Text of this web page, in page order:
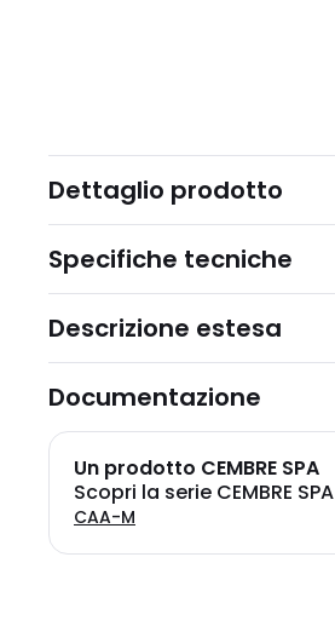
Dettaglio prodotto
Specifiche tecniche
Descrizione estesa
Documentazione
Un prodotto CEMBRE SPA
Scopri la serie CEMBRE SPA
CAA-M